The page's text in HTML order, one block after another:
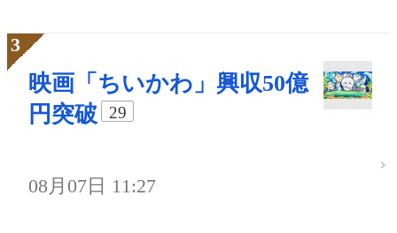
映画「ちいかわ」興収50億
円突破
29
08月07日 11:27